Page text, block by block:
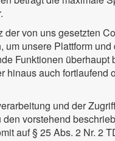
der von uns gesetzten
um unsere Plattform und
Funktionen überhaupt
hinaus auch fortlaufend
und der
vorstehend
auf § 25 Abs. 2 Nr. 2